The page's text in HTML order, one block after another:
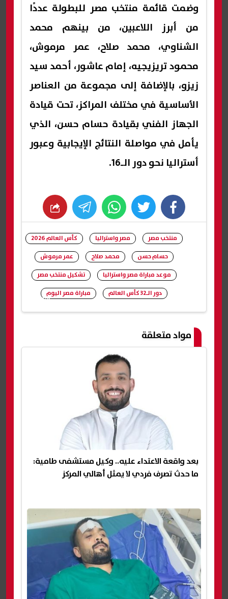
وضمت قائمة منتخب مصر للبطولة عددًا
من أبرز اللاعبين، من بينهم محمد
الشناوي، محمد صلاح، عمر مرموش،
محمود تريزيجيه، إمام عاشور، أحمد سيد
زيزو، بالإضافة إلى مجموعة من العناصر
الأساسية في مختلف المراكز، تحت قيادة
الجهاز الفني بقيادة حسام حسن، الذي
يأمل في مواصلة النتائج الإيجابية وعبور
أستراليا نحو دور الـ16.
facebook
twitter
whats
شارك
منتخب مصر مصر واستراليا
كأس العالم 2026
حسام حسن
محمد صلاح
عمر مرموش
موعد مباراة مصر واستراليا
تشكيل منتخب مصر
دور الـ32 كأس العالم
مباراة مصر اليوم
مواد متعلقة
بعد واقعة الاعتداء عليه.. وكيل مستشفى طامية:
ما حدث تصرف فردي لا يمثل أهالي المركز